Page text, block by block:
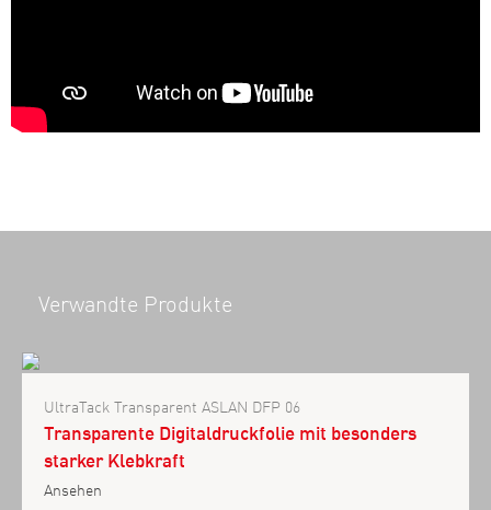
Verwandte Produkte
UltraTack Transparent ASLAN DFP 06
Transparente Digitaldruckfolie mit besonders
starker Klebkraft
Ansehen